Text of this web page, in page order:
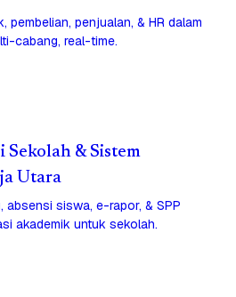
pembelian, penjualan, & HR dalam
cabang, real-time.
Sekolah & Sistem
Utara
absensi siswa, e-rapor, & SPP
akademik untuk sekolah.